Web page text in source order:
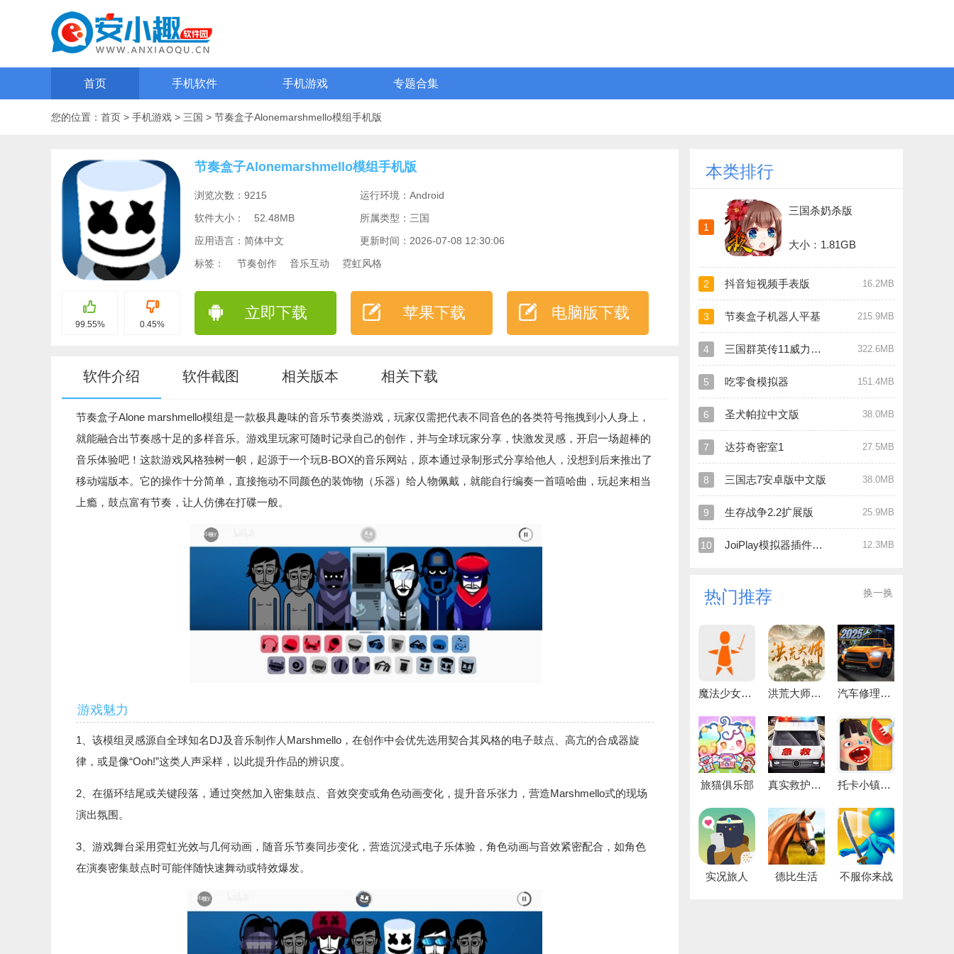
首页 手机软件 手机游戏 专题合集
您的位置： 首页 > 手机游戏 > 三国 > 节奏盒子Alonemarshmello模组手机版
99.55% 0.45%
节奏盒子Alonemarshmello模组手机版
浏览次数：9215
运行环境：Android
软件大小：
52.48MB
所属类型：三国
应用语言：简体中文
更新时间：2026-07-08 12:30:06
标签：
节奏创作 音乐互动 霓虹风格
立即下载 苹果下载 电脑版下载
软件介绍 软件截图 相关版本 相关下载
节奏盒子Alone marshmello模组是一款极具趣味的音乐节奏类游戏，玩家仅需把代表不同音色的各类符号拖拽到小人身上，
就能融合出节奏感十足的多样音乐。游戏里玩家可随时记录自己的创作，并与全球玩家分享，快激发灵感，开启一场超棒的
音乐体验吧！这款游戏风格独树一帜，起源于一个玩B-BOX的音乐网站，原本通过录制形式分享给他人，没想到后来推出了
移动端版本。它的操作十分简单，直接拖动不同颜色的装饰物（乐器）给人物佩戴，就能自行编奏一首嘻哈曲，玩起来相当
上瘾，鼓点富有节奏，让人仿佛在打碟一般。
游戏魅力
1、该模组灵感源自全球知名DJ及音乐制作人Marshmello，在创作中会优先选用契合其风格的电子鼓点、高亢的合成器旋
律，或是像“Ooh!”这类人声采样，以此提升作品的辨识度。
2、在循环结尾或关键段落，通过突然加入密集鼓点、音效突变或角色动画变化，提升音乐张力，营造Marshmello式的现场
演出氛围。
3、游戏舞台采用霓虹光效与几何动画，随音乐节奏同步变化，营造沉浸式电子乐体验，角色动画与音效紧密配合，如角色
在演奏密集鼓点时可能伴随快速舞动或特效爆发。
本类排行
1
三国杀奶杀版
大小：1.81GB
2 抖音短视频手表版 16.2MB
3 节奏盒子机器人平基 215.9MB
4 三国群英传11威力加强版手机版 322.6MB
5 吃零食模拟器 151.4MB
6 圣犬帕拉中文版 38.0MB
7 达芬奇密室1 27.5MB
8 三国志7安卓版中文版 38.0MB
9 生存战争2.2扩展版 25.9MB
10 JoiPlay模拟器插件最新版 12.3MB
热门推荐 换一换
魔法少女晴月 洪荒大师系统 汽车修理工模拟器手机版
旅猫俱乐部 真实救护车驾驶模拟 托卡小镇街边小吃
实况旅人 德比生活 不服你来战